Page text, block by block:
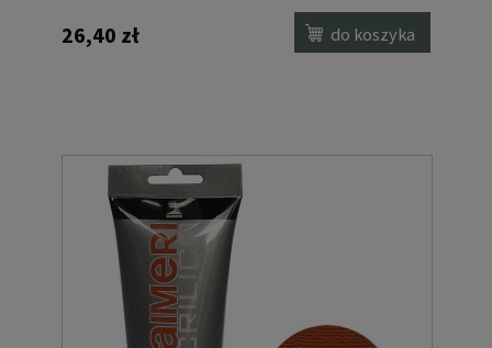
26,40 zł do koszyka